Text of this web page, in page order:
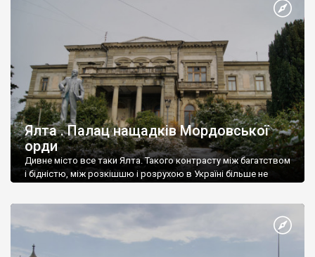
Ялта . Палац нащадків Мордовської
орди
Дивне місто все таки Ялта. Такого контрасту між багатством
і бідністю, між розкішшю і розрухою в Україні більше не